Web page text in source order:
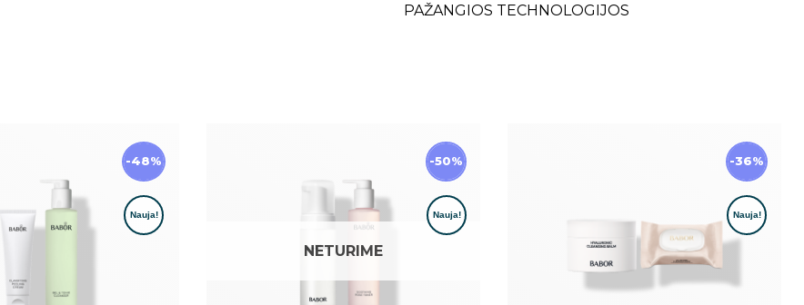
PAŽANGIOS TECHNOLOGIJOS
-48% -50%
NETURIME
-36%